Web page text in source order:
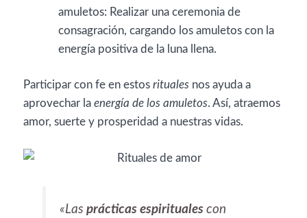
amuletos: Realizar una ceremonia de
consagración, cargando los amuletos con la
energía positiva de la luna llena.
Participar con fe en estos rituales nos ayuda a
aprovechar la energía de los amuletos. Así, atraemos
amor, suerte y prosperidad a nuestras vidas.
«Lasprácticas espirituales con